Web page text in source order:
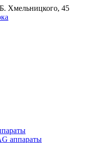
Хмельницкого, 45
аппараты